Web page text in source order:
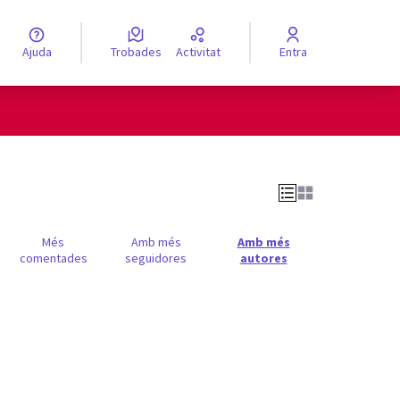
Elegir el idioma
Ajuda Trobades Activitat Entra
Més
comentades
Amb més
seguidores
Amb més
autores